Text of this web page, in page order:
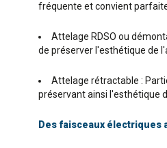
fréquente et convient
Attelage RDSO ou
de préserver l'esthétique de
Attelage rétractable :
préservant ainsi l'esthétique
Des faisceaux électriques